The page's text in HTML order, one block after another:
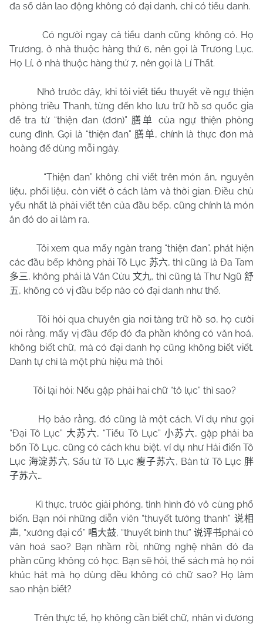
đa số dân lao động không có đại danh, chỉ có tiểu danh.
Có người ngay cả tiểu danh cũng không có. Họ
Trương, ở nhà thuộc hàng thứ 6, nên gọi là Trương Lục.
Họ Lí, ở nhà thuộc hàng thứ 7, nên gọi là Lí Thất.
Nhớ trước đây, khi tôi viết tiểu thuyết về ngự thiện
phòng triều Thanh, từng đến kho lưu trữ hồ sơ quốc gia
để tra từ “thiện đan (đơn)” 膳单
của ngự thiện phòng
cung đình. Gọi là “thiện đan” 膳单, chính là thực đơn mà
hoàng đế dùng mỗi ngày.
“Thiện đan” không chỉ viết trên món ăn, nguyên
liệu, phối liệu, còn viết ở cách làm và thời gian. Điều chủ
yếu nhất là phải viết tên của đầu bếp, cũng chính là món
ăn đó do ai làm ra.
Tôi xem qua mấy ngàn trang “thiện đan”, phát hiện
các đầu bếp không phải Tô Lục 苏六, thì cũng là Đa Tam
多三, không phải là Văn Cửu 文九, thì cũng là Thư Ngũ 舒
五, không có vị đầu bếp nào có đại danh như thế.
Tôi hỏi qua chuyên gia nơi tàng trữ hồ sơ, họ cười
nói rằng. mấy vị đầu đếp đó đa phần không có văn hoá,
không biết chữ, mà có đại danh họ cũng không biết viết.
Danh tự chỉ là một phù hiệu mà thôi.
Tôi lại hỏi: Nếu gặp phải hai chữ “tô lục” thì sao?
Họ bảo rằng, đó cũng là một cách. Ví dụ như gọi
“Đại Tô Lục” 大苏六, “Tiểu Tô Lục” 小苏六, gặp phải ba
bốn Tô Lục, cũng có cách khu biệt, ví dụ như Hải điến Tô
Lục 海淀苏六, Sấu tử Tô Lục瘦子苏六, Bàn tử Tô Lục 胖
子苏六…
Kì thực, trước giải phóng, tình hình đó vô cùng phổ
biến. Bạn nói những diễn viên “thuyết tướng thanh” 说相
声, “xướng đại cổ” 唱大鼓, “thuyết bình thư” 说评书phải có
văn hoá sao? Bạn nhầm rồi, những nghệ nhân đó đa
phần cũng không có học. Bạn sẽ hỏi, thế sách mà họ nói
khúc hát mà họ dùng đều không có chữ sao? Họ làm
sao nhận biết?
Trên thực tế, họ không cần biết chữ, nhân vì đương